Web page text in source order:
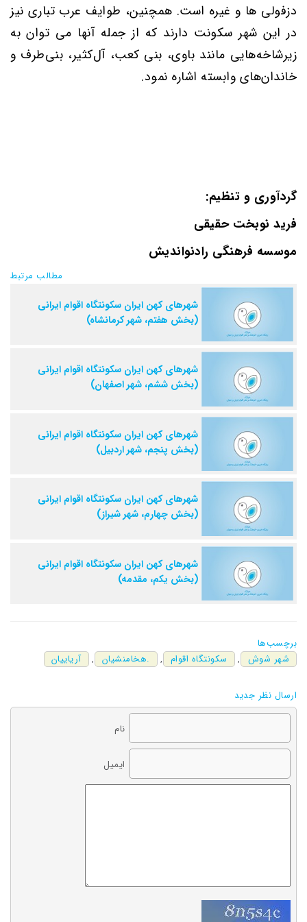
دزفولی ها و غیره ا‌ست. همچنین، طوایف عرب تباری نیز
در این شهر سکونت دارند که از جمله آنها می توان به
زیرشاخه‌هایی مانند باوی، بنی کعب، آل‌کثیر، بنی‌طرف و
خاندان‌های وابسته اشاره نمود.
گردآوری و تنظیم:
فرید نوبخت حقیقی
موسسه فرهنگی رادنواندیش
مطالب مرتبط
شهرهای کهن ایران سکونتگاه اقوام ایرانی
(بخش هفتم، شهر کرمانشاه)
شهرهای کهن ایران سکونتگاه اقوام ایرانی
(بخش ششم، شهر اصفهان)
شهرهای کهن ایران سکونتگاه اقوام ایرانی
(بخش پنجم، شهر اردبیل)
شهرهای کهن ایران سکونتگاه اقوام ایرانی
(بخش چهارم، شهر شیراز)
شهرهای کهن ایران سکونتگاه اقوام ایرانی
(بخش یکم، مقدمه)
برچسب‌ها
شهر شوش
, سکونتگاه اقوام , .هخامنشیان , آریاییان
ارسال نظر جدید
نام
ایمیل